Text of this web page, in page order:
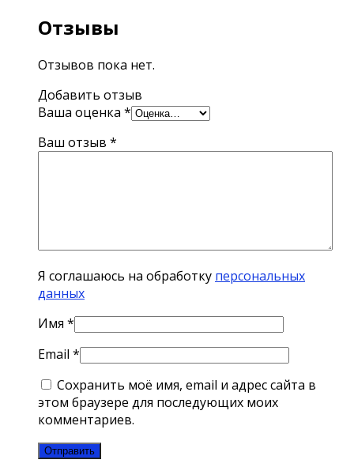
Отзывы
Отзывов пока нет.
Добавить отзыв
Ваша оценка *
Ваш отзыв *
Я соглашаюсь на обработку персональных
данных
Имя *
Email *
Сохранить моё имя, email и адрес сайта в
этом браузере для последующих моих
комментариев.